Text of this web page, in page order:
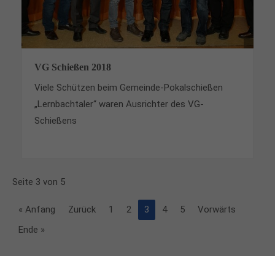
VG Schießen 2018
Viele Schützen beim Gemeinde-Pokalschießen
„Lernbachtaler“ waren Ausrichter des VG-
Schießens
Seite 3 von 5
« Anfang Zurück 1 2 3 4 5
Vorwärts
Ende »